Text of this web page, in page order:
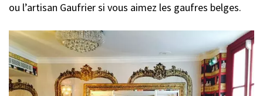
ou l’artisan Gaufrier si vous aimez les gaufres belges.